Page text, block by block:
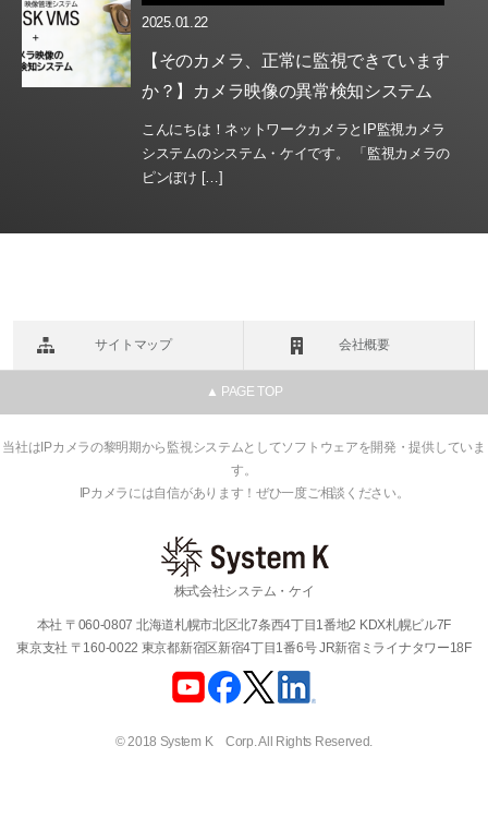
2025.01.22
【そのカメラ、正常に監視できています
か？】カメラ映像の異常検知システム
こんにちは！ネットワークカメラとIP監視カメラ
システムのシステム・ケイです。 「監視カメラの
ピンぼけ […]
サイトマップ 会社概要
▲ PAGE TOP
当社はIPカメラの黎明期から監視システムとしてソフトウェアを開発・提供していま
す。
IPカメラには自信があります！ぜひ一度ご相談ください。
株式会社システム・ケイ
本社 〒060-0807 北海道札幌市北区北7条西4丁目1番地2 KDX札幌ビル7F
東京支社 〒160-0022 東京都新宿区新宿4丁目1番6号 JR新宿ミライナタワー18F
© 2018 System K Corp. All Rights Reserved.